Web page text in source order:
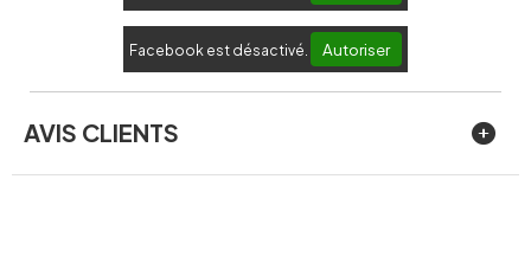
Facebook est désactivé. Autoriser
AVIS CLIENTS